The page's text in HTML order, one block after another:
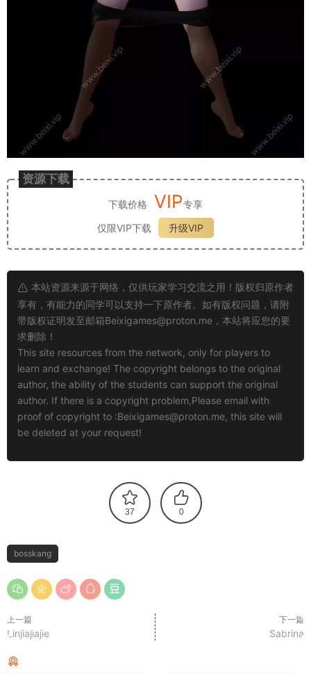
资源下载
下载价格 VIP专享
仅限VIP下载
升级VIP
本站资源来源于网络，仅供玩家学习交流之用！版权归原作者
享有，有能力的同学可以支持一下原作者。如有版权问题，请附
带版权证明发至邮箱Beixigames@proton.me ，本站将应您的要
求删除！
This site resources from the network, only for players to
learn and exchange! The copyright belongs to the original
author, the ability of the students can support the original
author. If there is a copyright problem,Please email with
proof of copyright to :Beixigames@proton.me, this site will
be deleted at your request!
37 0
bosskang
上一篇
Linjiajiajie
下一篇
Sabrina